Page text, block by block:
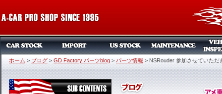
ホーム > ブログ > GD Factory パーツblog > パーツ情報 > NSRouder 参加させていただ